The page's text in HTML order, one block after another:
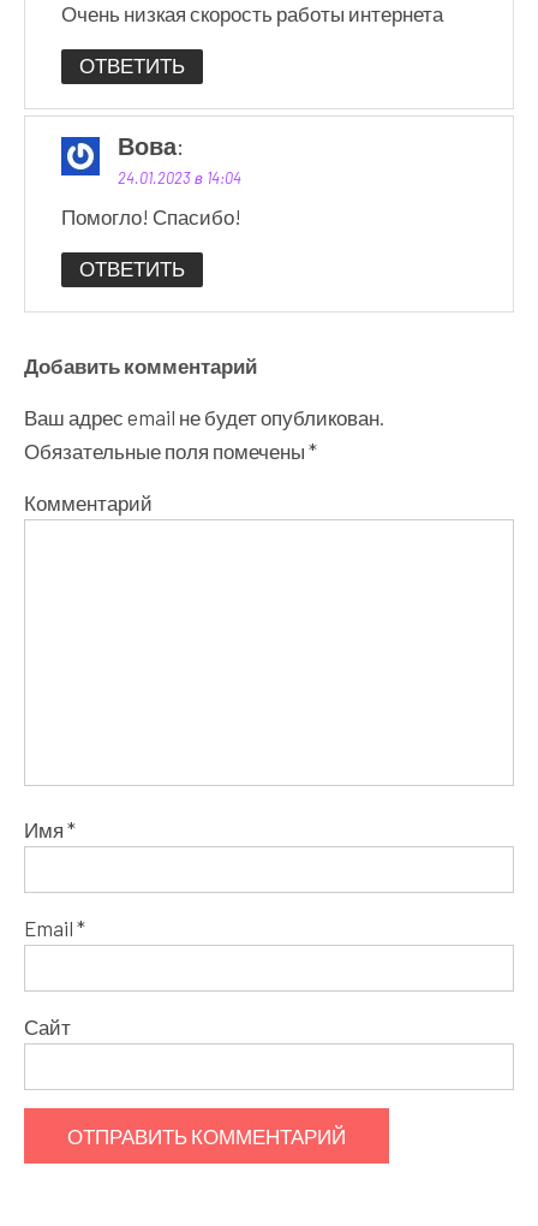
Очень низкая скорость работы интернета
ОТВЕТИТЬ
Вова:
24.01.2023 в 14:04
Помогло! Спасибо!
ОТВЕТИТЬ
Добавить комментарий
Ваш адрес email не будет опубликован.
Обязательные поля помечены *
Комментарий
Имя *
Email *
Сайт